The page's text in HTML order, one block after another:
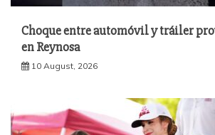
Choque entre automóvil y tráiler
en Reynosa
10 August, 2026